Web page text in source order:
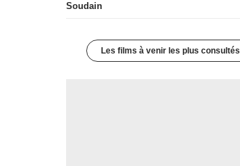
Soudain
Les films à venir les plus consultés